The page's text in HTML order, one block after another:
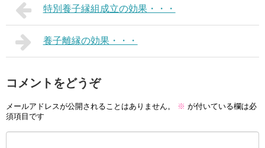
特別養子縁組成立の効果・・・
養子離縁の効果・・・
コメントをどうぞ
メールアドレスが公開されることはありません。 ※ が付いている欄は必
須項目です